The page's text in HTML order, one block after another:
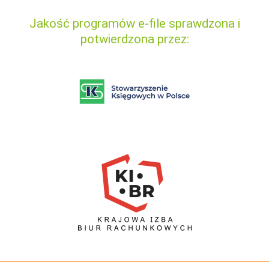
Jakość programów e-file sprawdzona i
potwierdzona przez: